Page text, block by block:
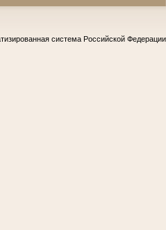
система Российской